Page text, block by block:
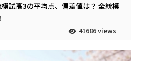
模試高3の平均点、偏差値は？ 全統模
41686 views